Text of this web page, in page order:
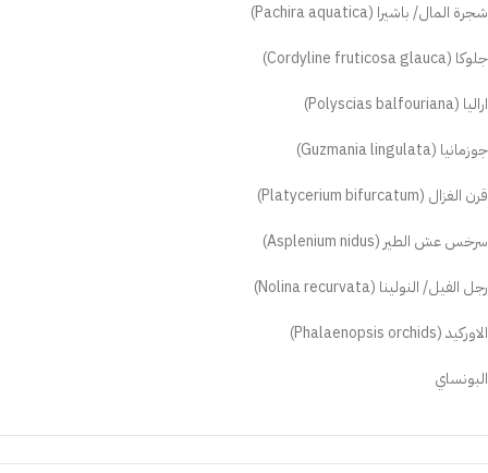
شجرة المال/ باشيرا (Pachira aquatica)
جلوكا (Cordyline fruticosa glauca)
اراليا (Polyscias balfouriana)
جوزمانيا (Guzmania lingulata)
قرن الغزال (Platycerium bifurcatum)
سرخس عش الطير (Asplenium nidus)
رجل الفيل/ النولينا (Nolina recurvata)
الاوركيد (Phalaenopsis orchids)
البونساي